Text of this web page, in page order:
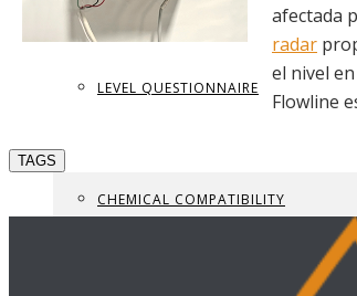
LEVEL QUESTIONNAIRE
CHEMICAL COMPATIBILITY
afectada
radar
el nivel
Flowline
TAGS